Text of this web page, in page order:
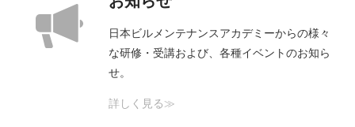
日本ビルメンテナンスアカデミーからの様々
な研修・受講および、各種イベントのお知ら
せ。
詳しく見る≫